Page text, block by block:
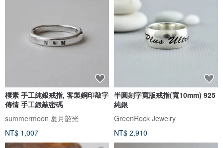
樸素 手工純銀戒指, 客製鋼印敲字
傳情 手工鍛敲密碼
summermoon 夏月韶光
NT$ 1,007
半圓刻字寬版戒指(寬10mm) 925
純銀
GreenRock Jewelry
NT$ 2,910